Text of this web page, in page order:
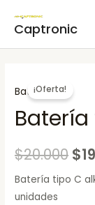
Captronic
¡Oferta!
Baterías
$20.000 $
Batería tipo C
unidades
tipo
C
quantity